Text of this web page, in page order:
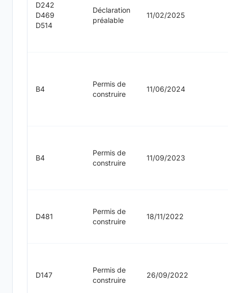
D242
D469
D514
Déclaration
préalable
11/02/2025
B4
Permis de
construire
11/06/2024
B4
Permis de
construire
11/09/2023
D481
Permis de
construire
18/11/2022
D147
Permis de
construire
26/09/2022